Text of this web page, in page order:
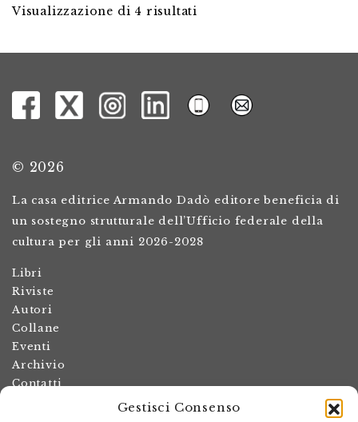
Gestisci Consenso
Visualizzazione di 4 risultati
© 2026
La casa editrice Armando Dadò editore beneficia di
un sostegno strutturale dell’Ufficio federale della
cultura per gli anni 2026-2028
Libri
Riviste
Autori
Collane
Eventi
Archivio
Contatti
Termini e condizioni